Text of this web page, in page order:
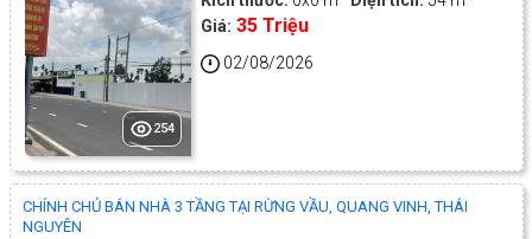
254
Giá: 35 Triệu
02/08/2026
CHÍNH CHỦ BÁN NHÀ 3 TẦNG TẠI RỪNG VẦU, QUANG VINH, THÁI
NGUYÊN